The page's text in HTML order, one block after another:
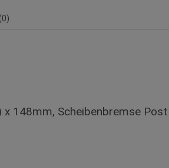
148mm, Scheibenbremse Post